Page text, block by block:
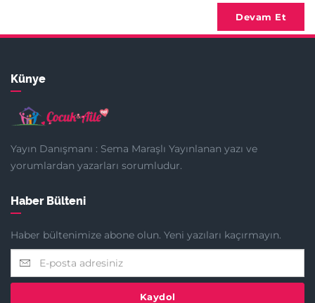
Devam Et
Künye
Yayın Danışmanı : Sema Maraşlı Yayınlanan yazı ve
yorumlardan yazarları sorumludur.
Haber Bülteni
Haber bültenimize abone olun. Yeni yazıları kaçırmayın.
Kaydol